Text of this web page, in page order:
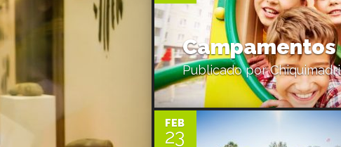
Publicado por
FEB
23
0